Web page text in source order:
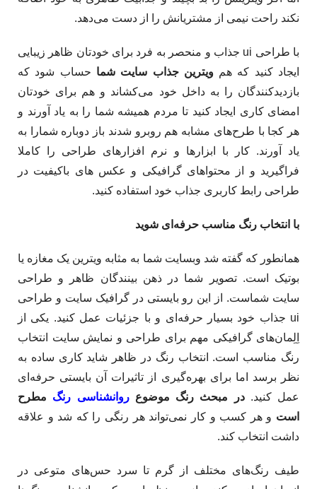
نکند راحت نیمی از مشتریانش را از دست می‌دهد.
با طراحی ui جذاب و منحصر به فرد برای خودتان ظاهر زیبایی
ایجاد کنید که همویترین جذاب سایت شما حساب شود که
بازدیدکنندگان را به داخل خود می‌کشاند و هم برای خودتان
امضای کاری ایجاد کنید تا مردم همیشه شما را به یاد آورند و
هر کجا با طرح‌های مشابه هم روبرو شدند باز دوباره شمارا به
یاد آورند. کار با ابزارها و نرم افزارهای طراحی را کاملا
فراگیرید و از محتواهای گرافیکی و عکس های باکیفیت در
طراحی رابط کاربری جذاب خود استفاده کنید.
با انتخاب رنگ مناسب حرفه‌ای شوید
همانطور که گفته شد وبسایت شما به مثابه ویترین یک مغازه یا
بوتیک است. تصویر شما در ذهن بینندگان ظاهر و طراحی
سایت شماست. از این رو بایستی در گرافیک سایت و طراحی
ui جذاب خود بسیار حرفه‌ای و با جزئیات عمل کنید. یکی از
اِلِمان‌های گرافیکی مهم برای طراحی و نمایش سایت انتخاب
رنگ مناسب است. انتخاب رنگ در ظاهر شاید کاری ساده به
نظر برسد اما برای بهره‌گیری از تاثیرات آن بایستی حرفه‌ای
عمل کنید. در مبحث رنگ موضوعروانشناسی رنگ مطرح
است و هر کسب و کار نمی‌تواند هر رنگی را که شد و علاقه‌
داشت انتخاب کند.
طیف رنگ‌های مختلف از گرم تا سرد حس‌های متوعی در